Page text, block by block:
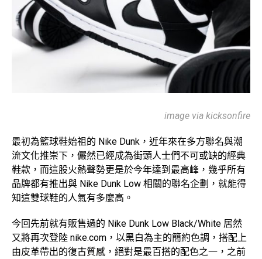
image via kicksonfire
最初為籃球鞋始祖的 Nike Dunk，近年來在多方聯名與潮
流文化推崇下，儼然已經成為街頭人士們不可或缺的經典
鞋款，而這股火熱聲勢更是於今年達到最高峰，幾乎所有
品牌都有推出與 Nike Dunk Low 相關的聯名企劃，就能得
知這雙球鞋的人氣有多麼高。
今回先前就有販售過的 Nike Dunk Low Black/White 居然
又將再次登陸 nike.com，以黑白為主的簡約色調，搭配上
由皮革帶出的復古質感，絕對是最百搭的配色之一，之前